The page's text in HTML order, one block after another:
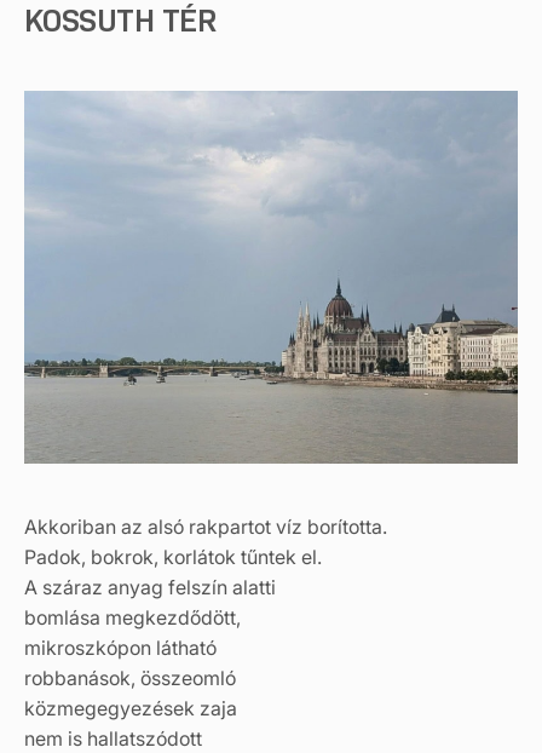
KOSSUTH TÉR
Akkoriban az alsó rakpartot víz borította.
Padok, bokrok, korlátok tűntek el.
A száraz anyag felszín alatti
bomlása megkezdődött,
mikroszkópon látható
robbanások, összeomló
közmegegyezések zaja
nem is hallatszódott